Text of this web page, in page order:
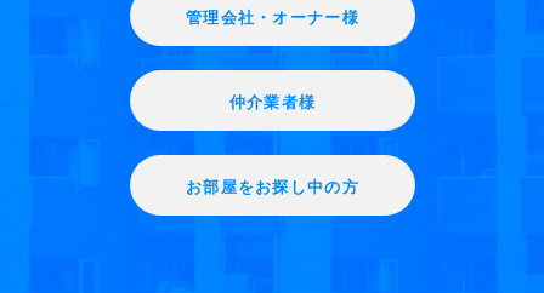
管理会社・オーナー様
仲介業者様
お部屋をお探し中の方